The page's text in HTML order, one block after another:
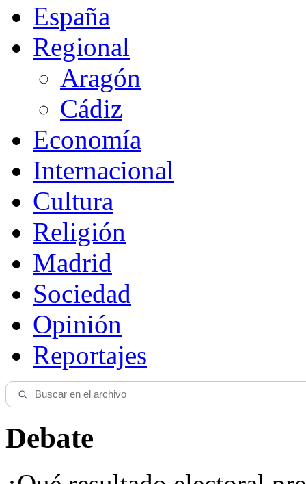
España
Regional
Aragón
Cádiz
Economía
Internacional
Cultura
Religión
Madrid
Sociedad
Opinión
Reportajes
Debate